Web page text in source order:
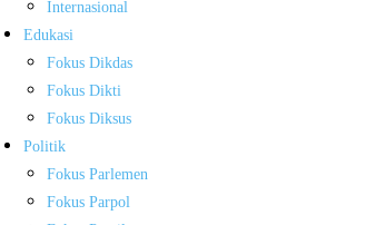
Internasional
Edukasi
Fokus Dikdas
Fokus Dikti
Fokus Diksus
Politik
Fokus Parlemen
Fokus Parpol